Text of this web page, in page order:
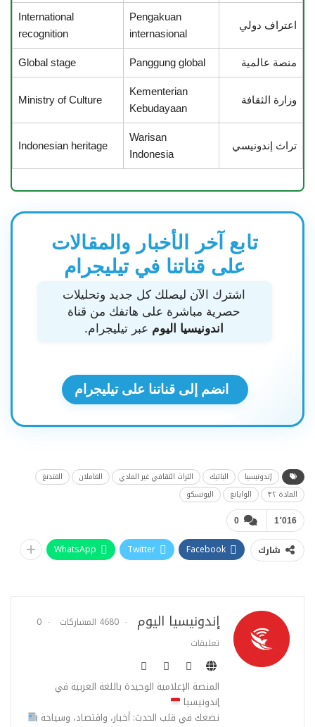
اعتراف دولي
Pengakuan
internasional
International
recognition
منصة عالمية Panggung global
Global stage
وزارة الثقافة
Kementerian
Kebudayaan
Ministry of Culture
تراث إندونيسي
Warisan
Indonesia
Indonesian heritage
تابع آخر الأخبار والمقالات
على قناتنا في تيليجرام
اشترك الآن ليصلك كل جديد وتحليلات
حصرية مباشرة على هاتفك من قناة
اندونيسيا اليوم عبر تيليجرام.
انضم إلى قناتنا على تيليجرام
إندونيسيا الباتيك التراث الثقافي غير المادي الغاملان
الغندنغ
المادة ٣٢
الوايانغ اليونسكو
0 1٬016
شارك Facebook
Twitter
WhatsApp
إندونيسيا اليوم 4680 المشاركات
0
تعليقات
المنصة الإعلامية الوحيدة باللغة العربية في
إندونيسيا
نضعك في قلب الحدث: أخبار، واقتصاد، وسياحة